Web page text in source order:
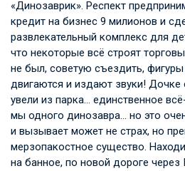
«Динозаврик». Респект
кредит на бизнес 9 милионов и
развлекательный комплекс для
что некоторые всё строят
не был, советую съездить,
двигаются и издают звуки! Дочке
увели из парка… единственное
мы одного динозавра… но это
и вызывает может не страх, но
мерзопакостное существо.
на банное, по новой дороге